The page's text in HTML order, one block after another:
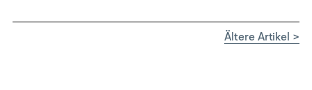
Ältere Artikel >